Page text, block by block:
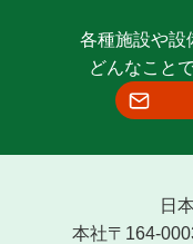
各種施設や設
どんなこと
日
本社〒164-